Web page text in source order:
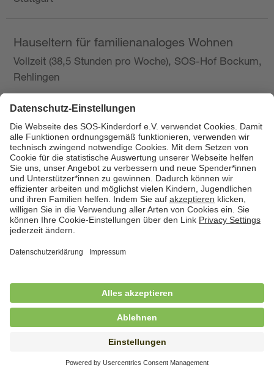
Hauseltern für familienanaloges Wohnen
Vollzeit (38,5 Stunden pro Woche), SOS-Hof Bockum,
Rehlingen
Hauswirtschafterin / Köchin (m/w/d) als
Ausbilderin (m/w/d) im Bereich
Nahrungszubereitung
in Vollzeit (38,5 Std./Wo.), SOS-Kinderdorf
Saarbrücken, Saarbrücken
Hauswirtschaftskraft (m/w/d)
in unbefristeter Anstellung, Teilzeit (25 Std./Wo.), SOS-